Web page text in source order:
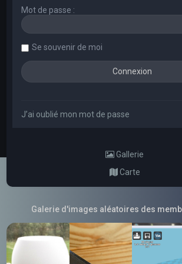
Mot de passe :
Se souvenir de moi
J’ai oublié mon mot de passe
Gallerie
Carte
Galerie d'images aléatoires des